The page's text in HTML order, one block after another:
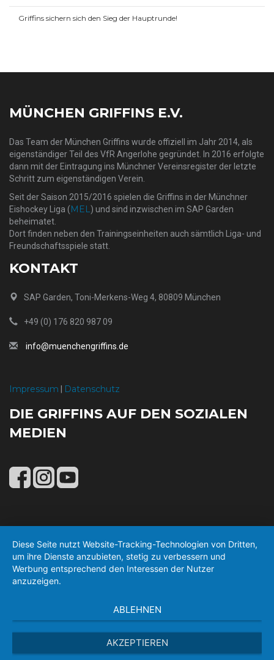
Griffins sichern sich den Sieg der Hauptrunde!
MÜNCHEN GRIFFINS E.V.
Das Team der München Griffins wurde offiziell im Jahr 2014, als
eigenständiger Teil des VfR Angerlohe gegründet. In 2016 erfolgte
dann mit der Eintragung ins Münchner Vereinsregister der letzte
Schritt zum eigenständigen Verein.
Seit der Saison 2015/2016 spielen die Griffins in der Münchner
Eishockey Liga (MEL) und sind inzwischen im SAP Garden
beheimatet.
Dort finden neben den Trainingseinheiten auch sämtlich Liga- und
Freundschaftsspiele statt.
KONTAKT
SAP Garden, Toni-Merkens-Weg 4, 80809 München
+49 (0) 176 820 987 09
info@muenchengriffins.de
Impressum Datenschutz
DIE GRIFFINS AUF DEN SOZIALEN
MEDIEN
Diese Seite nutzt Website-Tracking-Technologien von Dritten,
um ihre Dienste anzubieten, stetig zu verbessern und
Werbung entsprechend den Interessen der Nutzer
anzuzeigen.
ABLEHNEN
AKZEPTIEREN